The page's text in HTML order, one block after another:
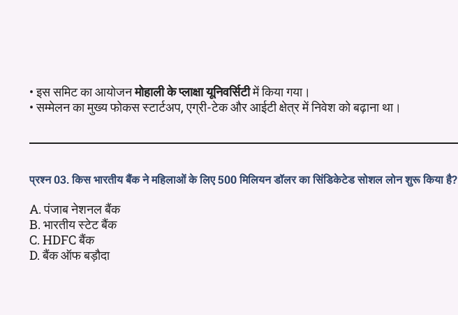
• इस समिट का आयोजनमोहाली के प्लाक्षा यूनिवर्सिटीमें किया गया।
• सम्मेलन का मुख्य फोकस स्टार्टअप, एग्री-टेक और आईटी क्षेत्र में निवेश को बढ़ाना था।
प्रश्न 03. किस भारतीय बैंक ने महिलाओं के लिए 500 मिलियन डॉलर का सिंडिकेटेड सोशल लोन शुरू किया है?
A. पंजाब नेशनल बैंक
B. भारतीय स्टेट बैंक
C. HDFC बैंक
D. बैंक ऑफ बड़ौदा